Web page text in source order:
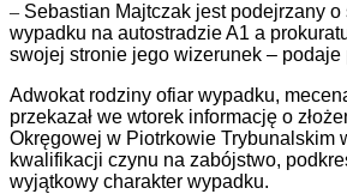
– Sebastian Majtczak jest podejrzany
wypadku na autostradzie A1 a
swojej stronie jego wizerunek – podaje
Adwokat rodziny ofiar wypadku,
przekazał we wtorek informację o
Okręgowej w Piotrkowie Trybunalskim
kwalifikacji czynu na zabójstwo,
wyjątkowy charakter wypadku.